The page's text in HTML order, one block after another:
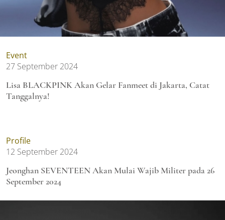
Event
27 September 2024
Lisa BLACKPINK Akan Gelar Fanmeet di Jakarta, Catat
Tanggalnya!
Profile
12 September 2024
Jeonghan SEVENTEEN Akan Mulai Wajib Militer pada 26
September 2024